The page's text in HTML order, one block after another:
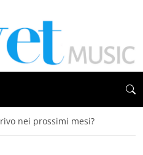
nei prossimi mesi?